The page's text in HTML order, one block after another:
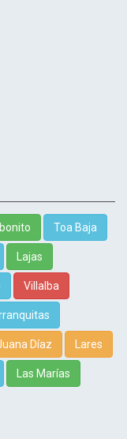
Toa Baja
Lajas
Villalba
Díaz Lares
Las Marías